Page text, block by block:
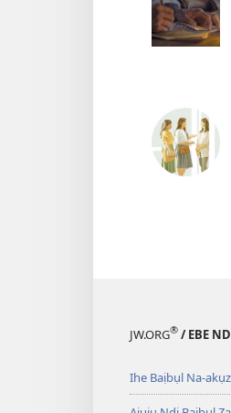
JW.ORG® / EBE
Ihe Baịbụl Na-